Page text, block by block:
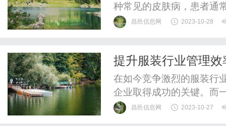
种常见的皮肤病，患者通
院比较好？以下是一些专
科：该医院是一家综合性
昌邑信息网 2023-10-28
提升服装行业管理
在如今竞争激烈的服装行
企业取得成功的关键。而
的利器。本文将探讨服装
昌邑信息网 2023-10-27